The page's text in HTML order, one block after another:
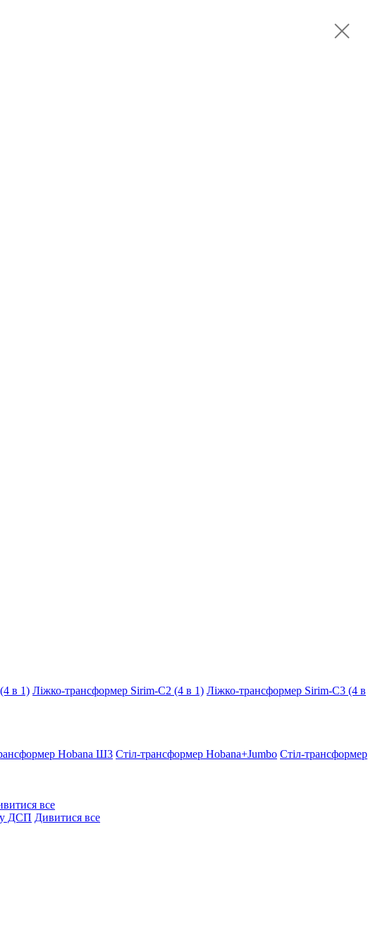
в 1) Ліжко-трансформер Sirim-C2 (4 в 1) Ліжко-трансформер Sirim-C3 (4 в
Hobana Ш3 Стіл-трансформер Hobana+Jumbo Стіл-трансформер
все
ДСП Дивитися все